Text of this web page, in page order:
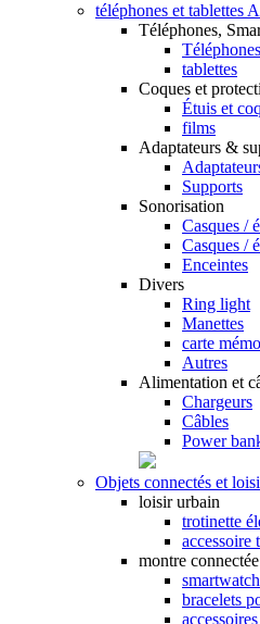
téléphones et tablettes
Téléphones,
Téléphones
tablettes
Coques et
Étuis et
films
Adaptateurs &
Supports
Sonorisation
Casques /
Casques /
Enceintes
Divers
Ring light
Manettes
carte
Autres
Alimentation et
Chargeurs
Câbles
Power
Objets connectés et
loisir urbain
trotinette
accessoire
montre connectée
smartwatch
bracelets
accessoires